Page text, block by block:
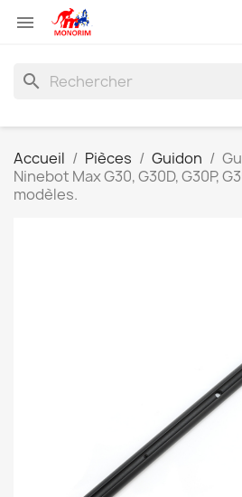

search
Accueil Pièces Guidon
Ninebot Max G30, G30D, G30P,
modèles.